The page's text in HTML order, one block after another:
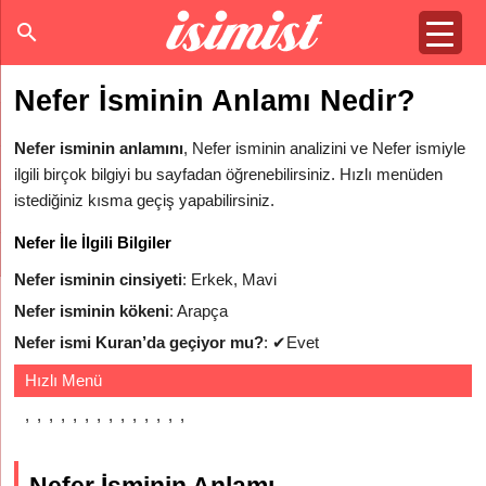
Nefer İsminin Anlamı Nedir?
Nefer isminin anlamını, Nefer isminin analizini ve Nefer ismiyle
ilgili birçok bilgiyi bu sayfadan öğrenebilirsiniz. Hızlı menüden
istediğiniz kısma geçiş yapabilirsiniz.
Nefer İle İlgili Bilgiler
Nefer isminin cinsiyeti: Erkek, Mavi
Nefer isminin kökeni: Arapça
Nefer ismi Kuran’da geçiyor mu?: ✔Evet
Hızlı Menü